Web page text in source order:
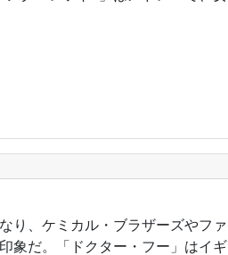
り、ケミカル・ブラザーズやファ
象だ。「ドクター・フー」はイギ